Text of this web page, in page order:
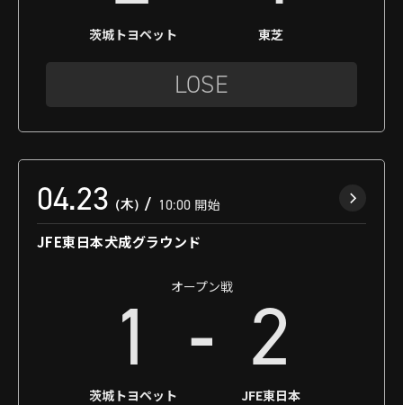
茨城トヨペット 東芝
LOSE
04.23 （木） 10:00 開始
JFE東日本犬成グラウンド
オープン戦
1
茨城トヨペット
- 2
JFE東日本